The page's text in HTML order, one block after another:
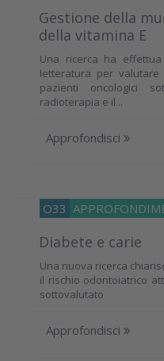
Gestione della
della vitamina E
Una ricerca ha
letteratura per valutare
pazienti oncologici
radioterapia e il...
Approfondisci
O33
Diabete e carie
Una nuova ricerca
il rischio odontoiatrico
sottovalutato
Approfondisci